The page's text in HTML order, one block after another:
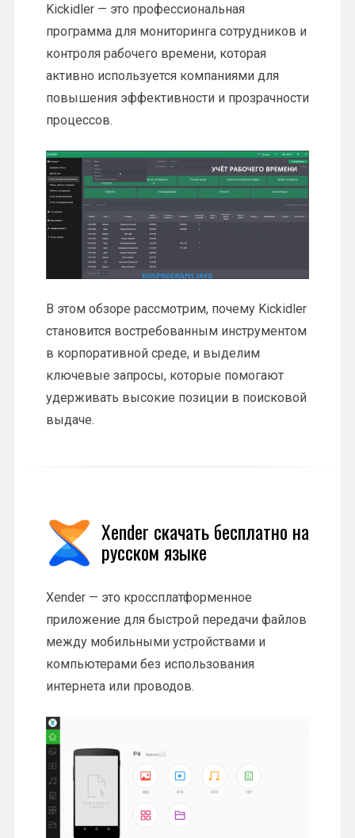
Kickidler — это профессиональная
программа для мониторинга сотрудников и
контроля рабочего времени, которая
активно используется компаниями для
повышения эффективности и прозрачности
процессов.
В этом обзоре рассмотрим, почему Kickidler
становится востребованным инструментом
в корпоративной среде, и выделим
ключевые запросы, которые помогают
удерживать высокие позиции в поисковой
выдаче.
Xender скачать бесплатно на
русском языке
Xender — это кроссплатформенное
приложение для быстрой передачи файлов
между мобильными устройствами и
компьютерами без использования
интернета или проводов.